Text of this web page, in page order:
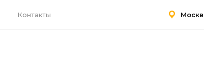
Контакты